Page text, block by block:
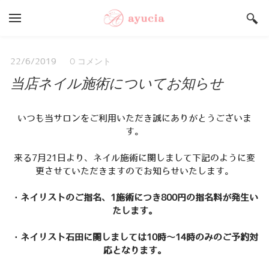
Salon ayucia Top
サロンご予約状況
採用情報
22/6/2019 0 コメント
当店ネイル施術についてお知らせ
いつも当サロンをご利用いただき誠にありがとうございま
す。
来る7月21日より、ネイル施術に関しまして下記のように変
更させていただきますのでお知らせいたします。
・ネイリストのご指名、1施術につき800円の指名料が発生い
たします。
・ネイリスト石田に関しましては10時～14時のみのご予約対
応となります。